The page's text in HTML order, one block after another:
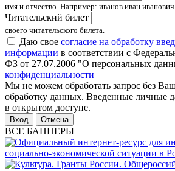
имя и отчество. Например: иванов иван иванович
Читательский билет
своего читательского билета.
Даю свое согласие на обработку
информации в соответствии с
ФЗ от 27.07.2006 "О персональных
конфиденциальности
Мы не можем обработать запрос без
обработку данных. Введенные личные
в открытом доступе.
Отмена
ВСЕ БАННЕРЫ